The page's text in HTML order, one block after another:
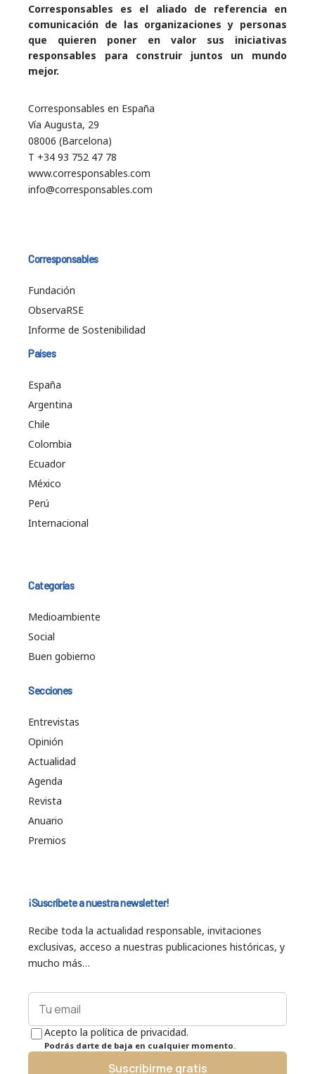
Corresponsables es el aliado de referencia en
comunicación de las organizaciones y personas
que quieren poner en valor sus iniciativas
responsables para construir juntos un mundo
mejor.
Corresponsables en España
Vía Augusta, 29
08006 (Barcelona)
T +34 93 752 47 78
www.corresponsables.com
info@corresponsables.com
Corresponsables
Fundación
ObservaRSE
Informe de Sostenibilidad
Países
España
Argentina
Chile
Colombia
Ecuador
México
Perú
Internacional
Categorías
Medioambiente
Social
Buen gobierno
Secciones
Entrevistas
Opinión
Actualidad
Agenda
Revista
Anuario
Premios
¡Suscríbete a nuestra newsletter!
Recibe toda la actualidad responsable, invitaciones
exclusivas, acceso a nuestras publicaciones históricas, y
mucho más…
Acepto la política de privacidad.
Podrás darte de baja en cualquier momento.
Suscribirme gratis